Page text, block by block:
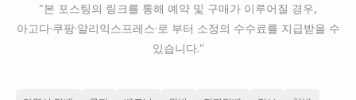
"본 포스팅의 링크를 통해 예약 및 구매가 이루어질 경우,
아고다·쿠팡·알리익스프레스·로 부터 소정의 수수료를 지급받을 수
있습니다."